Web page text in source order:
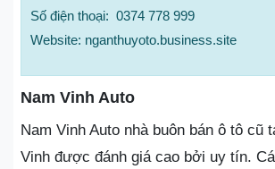
Số điện thoại: 0374 778 999
Website: nganthuyoto.business.site
Nam Vinh Auto
Nam Vinh Auto nhà buôn bán ô tô cũ
Vinh được đánh giá cao bởi uy tín.